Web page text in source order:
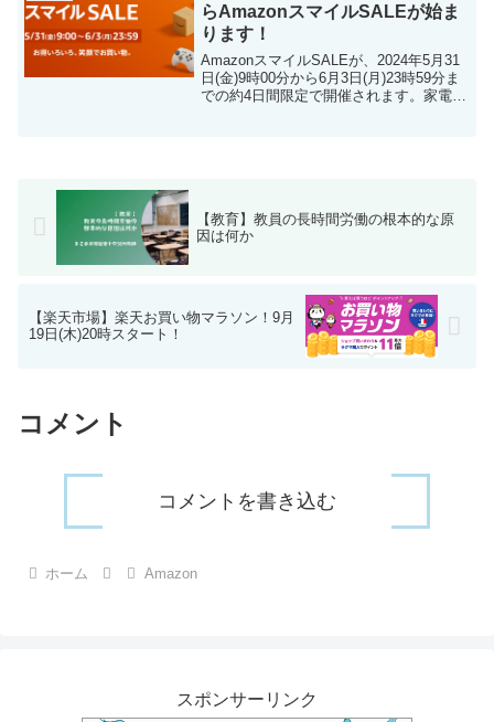
らAmazonスマイルSALEが始ま
ります！
AmazonスマイルSALEが、2024年5月31
日(金)9時00分から6月3日(月)23時59分ま
での約4日間限定で開催されます。家電や
【教育】教員の長時間労働の根本的な原
因は何か
【楽天市場】楽天お買い物マラソン！9月
19日(木)20時スタート！
コメント
コメントを書き込む
ホーム Amazon
スポンサーリンク